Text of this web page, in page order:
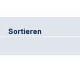
Sortieren